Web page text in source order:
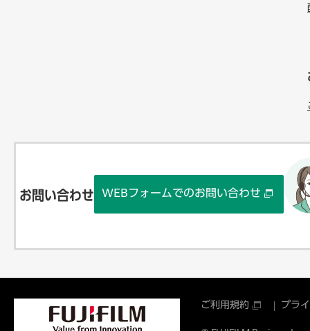
お問い合わせ WEBフォームでのお問い合わせ
ご利用規約 プラ